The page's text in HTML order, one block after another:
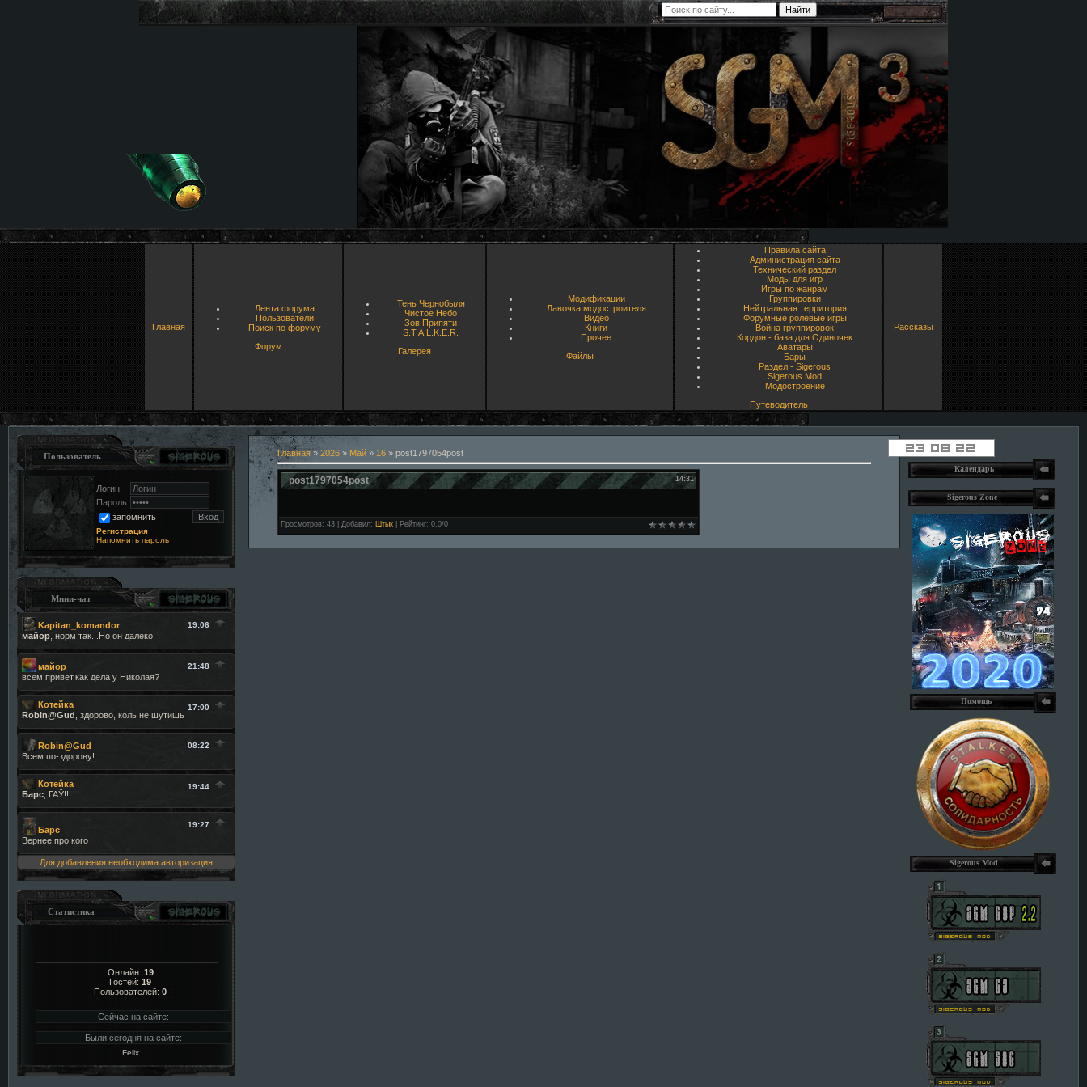
Главная
Лента форума
Пользователи
Поиск по форуму
Форум
Тень Чернобыля
Чистое Небо
Зов Припяти
S.T.A.L.K.E.R.
Галерея
Модификации
Лавочка модостроителя
Видео
Книги
Прочее
Файлы
Правила сайта
Администрация сайта
Технический раздел
Моды для игр
Игры по жанрам
Группировки
Нейтральная территория
Форумные ролевые игры
Война группировок
Кордон - база для Одиночек
Аватары
Бары
Раздел - Sigerous
Sigerous Mod
Модостроение
Путеводитель
Рассказы
Пользователь
Логин:
Пароль:
запомнить
Регистрация
Напомнить пароль
Мини-чат
Для добавления необходима авторизация
Статистика
Онлайн: 19
Гостей: 19
Пользователей: 0
Сейчас на сайте:
Были сегодня на сайте:
Felix
Главная» 2026 » Май » 16 » post1797054post
14:31
post1797054post
Просмотров: 43 Добавил: Штык Рейтинг: 0.0/0
Календарь
Sigerous Zone
Помощь
Sigerous Mod